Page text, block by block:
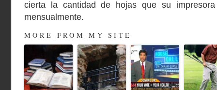
cierta la cantidad de hojas que su
mensualmente.
MORE FROM MY SITE